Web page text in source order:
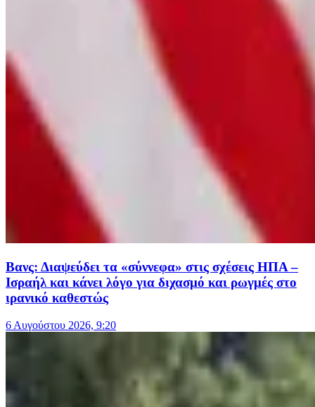
Βανς: Διαψεύδει τα «σύννεφα» στις σχέσεις ΗΠΑ –
Ισραήλ και κάνει λόγο για διχασμό και ρωγμές στο
ιρανικό καθεστώς
6 Αυγούστου 2026, 9:20